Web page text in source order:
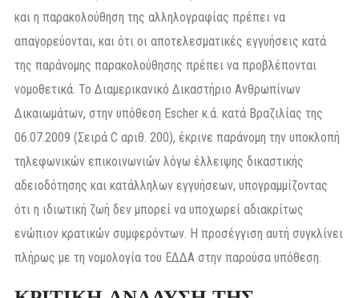
και η παρακολούθηση της αλληλογραφίας πρέπει να
απαγορεύονται, και ότι οι αποτελεσματικές εγγυήσεις κατά
της παράνομης παρακολούθησης πρέπει να προβλέπονται
νομοθετικά. Το Διαμερικανικό Δικαστήριο Ανθρωπίνων
Δικαιωμάτων, στην υπόθεση Escher κ.ά. κατά Βραζιλίας της
06.07.2009 (Σειρά C αριθ. 200), έκρινε παράνομη την υποκλοπή
τηλεφωνικών επικοινωνιών λόγω έλλειψης δικαστικής
αδειοδότησης και κατάλληλων εγγυήσεων, υπογραμμίζοντας
ότι η ιδιωτική ζωή δεν μπορεί να υποχωρεί αδιακρίτως
ενώπιον κρατικών συμφερόντων. Η προσέγγιση αυτή συγκλίνει
πλήρως με τη νομολογία του ΕΔΔΑ στην παρούσα υπόθεση.